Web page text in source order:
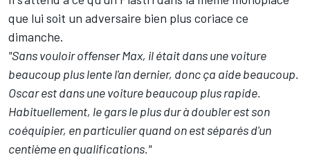
que lui soit un adversaire bien plus coriace ce
dimanche.
"Sans vouloir offenser Max, il était dans une voiture
beaucoup plus lente l'an dernier, donc ça aide beaucoup.
Oscar est dans une voiture beaucoup plus rapide.
Habituellement, le gars le plus dur à doubler est son
coéquipier, en particulier quand on est séparés d'un
centième en qualifications."